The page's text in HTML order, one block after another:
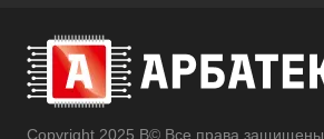
Copyright 2025 В© Все права защищены